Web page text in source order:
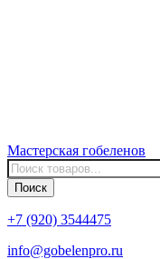
Мастерская гобеленов
Поиск
товаров
Поиск
+7 (920) 3544475
info@gobelenpro.ru